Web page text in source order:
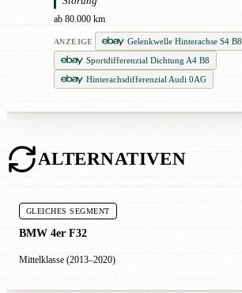
ab 80.000 km
ANZEIGE
Gelenkwelle Hinterachse S4 B8
Sportdifferenzial Dichtung A4 B8
Hinterachsdifferenzial Audi 0AG
ALTERNATIVEN
GLEICHES SEGMENT
BMW 4er F32
Mittelklasse (2013–2020)